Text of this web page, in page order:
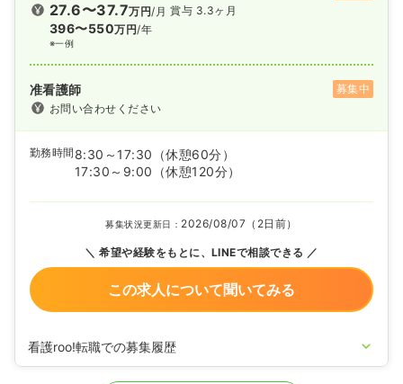
27.6〜37.7万円/月
396〜550万円/年
※一例
賞与 3.3ヶ月
准看護師
募集中
お問い合わせください
勤務時間 8:30～17:30
（休憩60分）
17:30～9:00
（休憩120分）
募集状況更新日： 2026/08/07（2日前）
希望や経験をもとに、LINEで相談できる
この求人について聞いてみる
看護roo!転職での募集履歴